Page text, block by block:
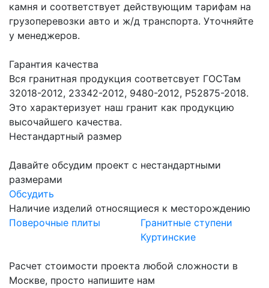
камня и соответствует действующим тарифам на
грузоперевозки авто и ж/д транспорта. Уточняйте
у менеджеров.
Гарантия качества
Вся гранитная продукция соответсвует ГОСТам
32018-2012, 23342-2012, 9480-2012, Р52875-2018.
Это характеризует наш гранит как продукцию
высочайшего качества.
Нестандартный размер
Давайте обсудим проект с нестандартными
размерами
Обсудить
Наличие изделий относящиеся к месторождению
Поверочные плиты
Гранитные ступени
Куртинские
Расчет стоимости проекта любой сложности в
Москве, просто напишите нам